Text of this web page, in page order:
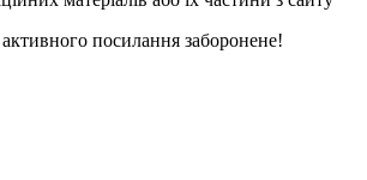
посилання заборонене!